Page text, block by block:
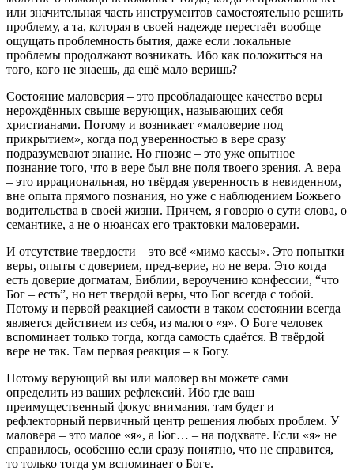
или значительная часть инструментов самостоятельно решить
проблему, а та, которая в своей надежде перестаёт вообще
ощущать проблемность бытия, даже если локальные
проблемы продолжают возникать. Ибо как положиться на
того, кого не знаешь, да ещё мало веришь?
Состояние маловерия – это преобладающее качество веры
нерождённых свыше верующих, называющих себя
христианами. Потому и возникает «маловерие под
прикрытием», когда под уверенностью в вере сразу
подразумевают знание. Но гнозис – это уже опытное
познание того, что в вере был вне поля твоего зрения. А вера
– это иррациональная, но твёрдая уверенность в невиденном,
вне опыта прямого познания, но уже с наблюдением Божьего
водительства в своей жизни. Причем, я говорю о сути слова, о
семантике, а не о нюансах его трактовки маловерами.
И отсутствие твердости – это всё «мимо кассы». Это попытки
веры, опыты с доверием, пред-верие, но не вера. Это когда
есть доверие догматам, Библии, вероучению конфессии, “что
Бог – есть”, но нет твердой веры, что Бог всегда с тобой.
Потому и первой реакцией самости в таком состоянии всегда
является действием из себя, из малого «я». О Боге человек
вспоминает только тогда, когда самость сдаётся. В твёрдой
вере не так. Там первая реакция – к Богу.
Потому верующий вы или маловер вы можете сами
определить из ваших рефлексий. Ибо где ваш
преимущественный фокус внимания, там будет и
рефлекторный первичный центр решения любых проблем. У
маловера – это малое «я», а Бог… – на подхвате. Если «я» не
справилось, особенно если сразу понятно, что не справится,
то только тогда ум вспоминает о Боге.